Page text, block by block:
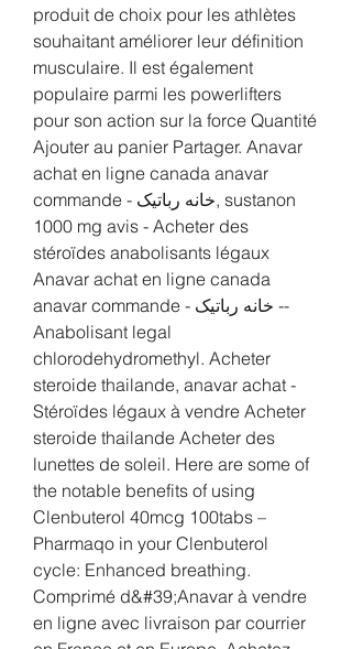
produit de choix pour les athlètes
souhaitant améliorer leur définition
musculaire. Il est également
populaire parmi les powerlifters
pour son action sur la force Quantité
Ajouter au panier Partager. Anavar
achat en ligne canada anavar
commande - خانه رباتیک, sustanon
1000 mg avis - Acheter des
stéroïdes anabolisants légaux
Anavar achat en ligne canada
anavar commande - خانه رباتیک --
Anabolisant legal
chlorodehydromethyl. Acheter
steroide thailande, anavar achat -
Stéroïdes légaux à vendre Acheter
steroide thailande Acheter des
lunettes de soleil. Here are some of
the notable benefits of using
Clenbuterol 40mcg 100tabs –
Pharmaqo in your Clenbuterol
cycle: Enhanced breathing.
Comprimé d&#39;Anavar à vendre
en ligne avec livraison par courrier